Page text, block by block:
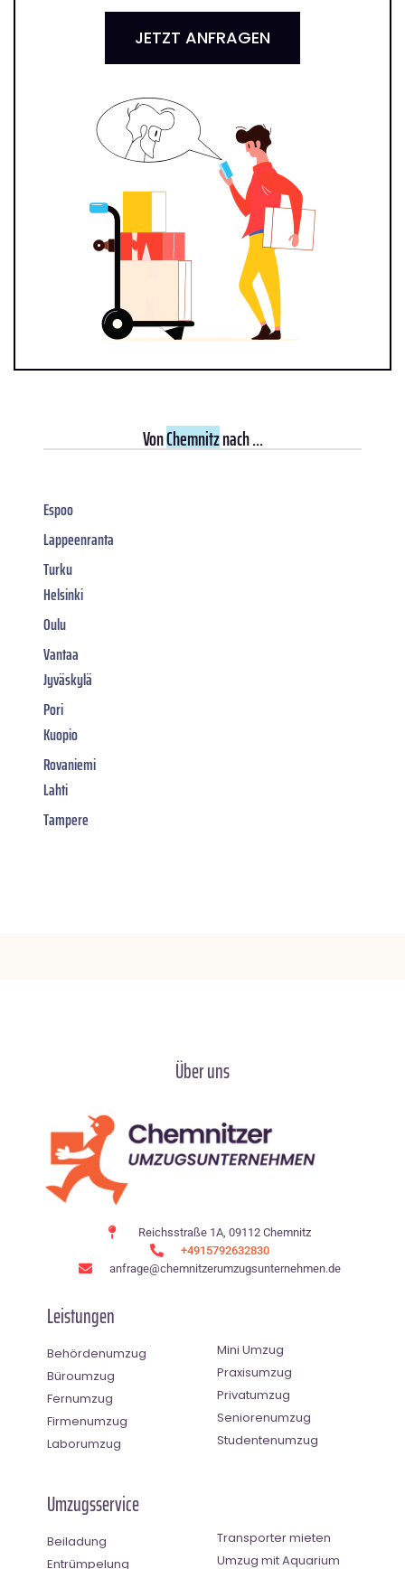
JETZT ANFRAGEN
VonChemnitznach ...
Espoo
Lappeenranta
Turku
Helsinki
Oulu
Vantaa
Jyväskylä
Pori
Kuopio
Rovaniemi
Lahti
Tampere
Über uns
Reichsstraße 1A, 09112 Chemnitz
+4915792632830
anfrage@chemnitzerumzugsunternehmen.de
Leistungen
Behördenumzug
Büroumzug
Fernumzug
Firmenumzug
Laborumzug
Mini Umzug
Praxisumzug
Privatumzug
Seniorenumzug
Studentenumzug
Umzugsservice
Beiladung
Entrümpelung
Transporter mieten
Umzug mit Aquarium